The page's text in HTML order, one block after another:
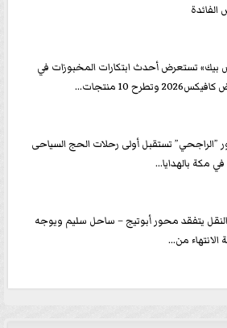
بيك» تستعرض أحدث ابتكارات المخبوزات في
وتطرح 10 منتجات...
”الراجحي” تستقبل أولى رحلات الحج السياحى
في مكة بالهدايا...
النقل يتفقد محور أبوتيج – ساحل سليم ويوجه
الانتهاء من...